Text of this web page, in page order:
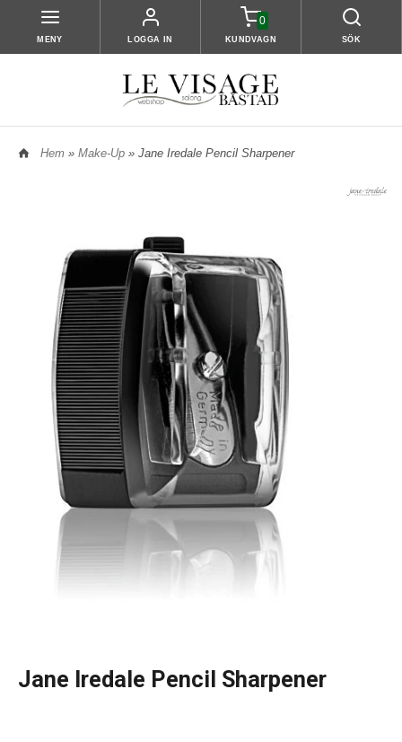
MENY LOGGA IN
0
KUNDVAGN SÖK
Hem » Make-Up » Jane Iredale Pencil Sharpener
Jane Iredale Pencil Sharpener